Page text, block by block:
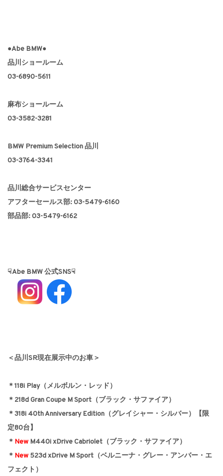
●Abe BMW●
品川ショールーム
03-6890-5611
麻布ショールーム
03-3582-3281
BMW Premium Selection 品川
03-3764-3341
品川総合サービスセンター
アフターセールス部: 03-5479-6160
部品部: 03-5479-6162
☟Abe BMW 公式SNS☟
＜品川SR現在展示中のお車＞
＊118i Play（メルボルン・レッド）
＊218d Gran Coupe M Sport（ブラック・サファイア）
＊318i 40th Anniversary Edition（グレイシャー・シルバー）【限
定80台】
＊ New M440i xDrive Cabriolet（ブラック・サファイア）
＊ New 523d xDrive M Sport（ベルニーナ・グレー・アンバー・エ
フェクト）